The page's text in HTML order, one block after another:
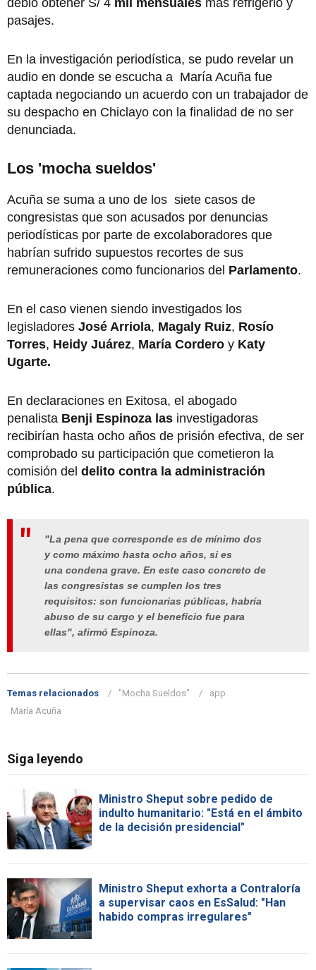
debió obtener S/ 4 mil mensuales más refrigerio y
pasajes.
En la investigación periodística, se pudo revelar un
audio en donde se escucha a María Acuña fue
captada negociando un acuerdo con un trabajador de
su despacho en Chiclayo con la finalidad de no ser
denunciada.
Los 'mocha sueldos'
Acuña se suma a uno de los siete casos de
congresistas que son acusados por denuncias
periodísticas por parte de excolaboradores que
habrían sufrido supuestos recortes de sus
remuneraciones como funcionarios del Parlamento.
En el caso vienen siendo investigados los
legisladores José Arriola, Magaly Ruiz, Rosío
Torres, Heidy Juárez, María Cordero y Katy
Ugarte.
En declaraciones en Exitosa, el abogado
penalista Benji Espinoza las investigadoras
recibirían hasta ocho años de prisión efectiva, de ser
comprobado su participación que cometieron la
comisión del delito contra la administración
pública.
"La pena que corresponde es de mínimo dos
y como máximo hasta ocho años, si es
una condena grave. En este caso concreto de
las congresistas se cumplen los tres
requisitos: son funcionarias públicas, habría
abuso de su cargo y el beneficio fue para
ellas", afirmó Espinoza.
Temas relacionados "Mocha Sueldos"
app
María Acuña
Siga leyendo
Ministro Sheput sobre pedido de
indulto humanitario: "Está en el ámbito
de la decisión presidencial"
Ministro Sheput exhorta a Contraloría
a supervisar caos en EsSalud: "Han
habido compras irregulares"